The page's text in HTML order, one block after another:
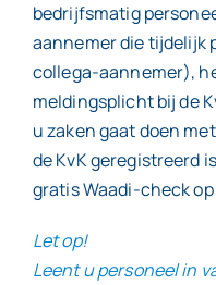
bedrijfsmatig
aannemer die tijdelijk
collega-aannemer),
meldingsplicht bij de
u zaken gaat doen
de KvK geregistreerd
gratis Waadi-check op
Let op!
Leent u personeel in